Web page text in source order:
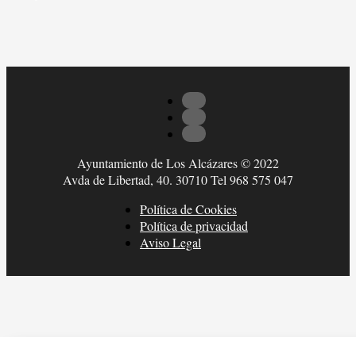
Ayuntamiento de Los Alcázares © 2022
Avda de Libertad, 40. 30710 Tel 968 575 047
Política de Cookies
Política de privacidad
Aviso Legal